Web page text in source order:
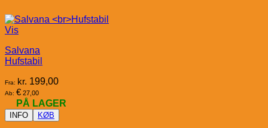
Vis
Salvana
Hufstabil
Fra: kr. 199,00
Ab: € 27,00
PÅ LAGER
INFO KØB